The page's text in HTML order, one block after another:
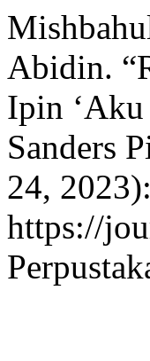
Abidin.
Ipin ‘Aku
Sanders
24,
https://